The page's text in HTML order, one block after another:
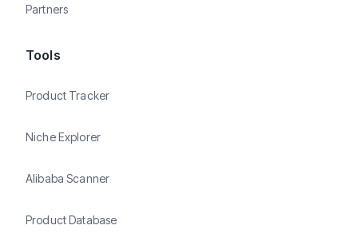
Partners
Tools
Product Tracker
Niche Explorer
Alibaba Scanner
Product Database